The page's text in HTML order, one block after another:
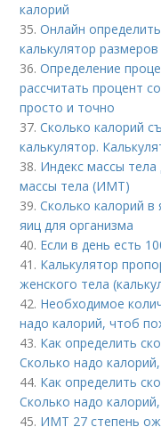
калорий
35.Онлайн
калькулятор размеров
36.Определение
рассчитать процент
просто и точно
37.Сколько калорий
калькулятор.
38. Индекс массы
массы тела (ИМТ)
39.Сколько калорий
яиц для организма
40. Если в день есть
41. Калькулятор
женского тела
42. Необходимое
надо калорий, чтоб
43. Как определить
Сколько надо
44. Как определить
Сколько надо
45. ИМТ 27 степень